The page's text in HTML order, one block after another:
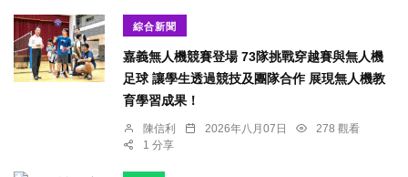
綜合新聞
嘉義無人機競賽登場 73隊挑戰穿越賽與無人機
足球 讓學生透過競技及團隊合作 展現無人機教
育學習成果！
陳信利 2026年八月07日
278 觀看
1 分享